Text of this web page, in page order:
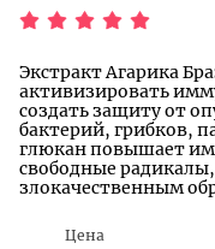
Экстракт Агарика
активизировать
создать защиту от
бактерий, грибков,
глюкан повышает
свободные
злокачественным
Цена